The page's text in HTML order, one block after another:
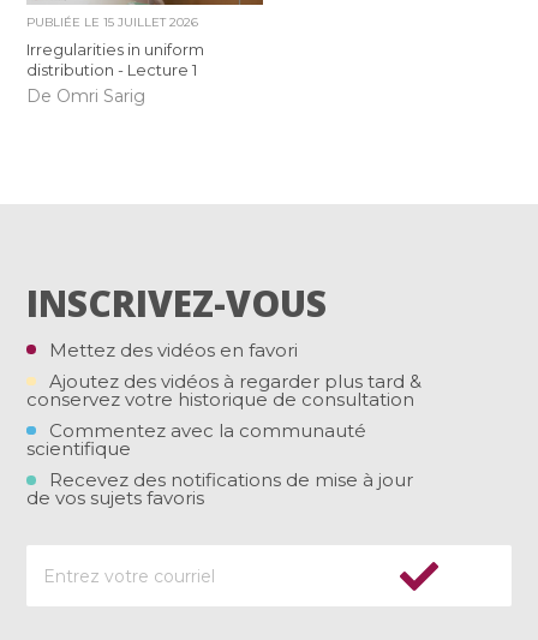
PUBLIÉE LE15 JUILLET 2026
Irregularities in uniform
distribution - Lecture 1
De Omri Sarig
INSCRIVEZ-VOUS
Mettez des vidéos en favori
Ajoutez des vidéos à regarder plus tard &
conservez votre historique de consultation
Commentez avec la communauté
scientifique
Recevez des notifications de mise à jour
de vos sujets favoris